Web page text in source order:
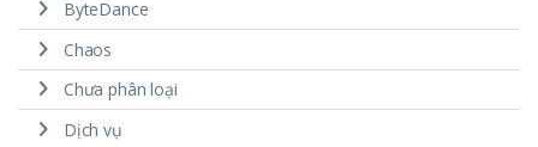
ByteDance
Chaos
Chưa phân loại
Dịch vụ